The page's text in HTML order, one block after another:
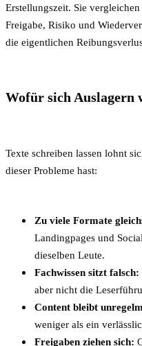
Erstellungszeit. Sie
Freigabe, Risiko und
die eigentlichen
Wofür sich
Texte schreiben lassen lohnt
dieser Probleme hast:
Zu viele Formate
Landingpages und
dieselben Leute.
Fachwissen sitzt falsch:
aber nicht die
Content bleibt
weniger als ein
Freigaben ziehen sich: